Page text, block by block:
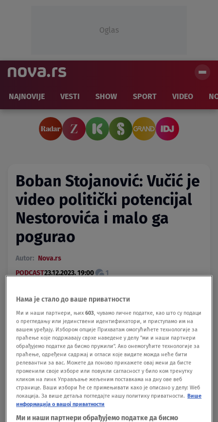
Oglas
NAJNOVIJE VESTI SHOW SPORT VIDEO
Boban Stojanović: Vučić je
video politički potencijal
Nestorovića i malo ga
pogurao
Autor: Nova.rs
PODCAST23.12.2023. 19:00 1
Postavi Nova.rs za omiljeni Google izvor
Politikolog i analitičar Boban Stojanović bio je
gost najnovijeg izdanja podkasta "Dobar, loš, zao".
Podeli vest:
Нама је стало до ваше приватности
Ми и наши партнери, њих603, чувамо личне податке, као што су подаци
о прегледању или јединствени идентификатори, и приступамо им на
вашем уређају. Избором опције Прихватам омогућићете технологије за
праћење које подржавају сврхе наведене у делу "ми и наши партнери
обрађујемо податке да бисмо пружили". Ако онемогућите технологије за
праћење, одређени садржај и огласи које видите можда неће бити
релевантни за вас. Можете да поново прикажете овај мени да бисте
променили своје изборе или повукли сагласност у било ком тренутку
кликом на линк Управљање жељеним поставкама на дну ове веб
странице. Ваши избори ће се примењивати како је описано у делу: Wеб
локација. За више детаља погледајте нашу политику приватности. Више
информација о вашој приватности
Ми и наши партнери обрађујемо податке да бисмо